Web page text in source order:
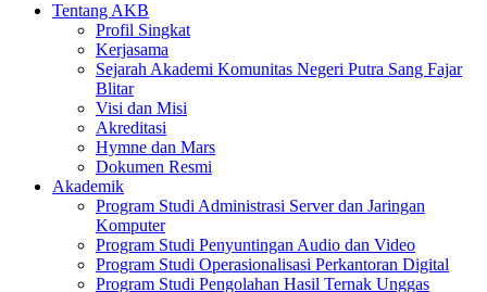
Tentang AKB
Profil Singkat
Kerjasama
Sejarah Akademi Komunitas Negeri Putra Sang Fajar
Blitar
Visi dan Misi
Akreditasi
Hymne dan Mars
Dokumen Resmi
Akademik
Program Studi Administrasi Server dan Jaringan
Komputer
Program Studi Penyuntingan Audio dan Video
Program Studi Operasionalisasi Perkantoran Digital
Program Studi Pengolahan Hasil Ternak Unggas